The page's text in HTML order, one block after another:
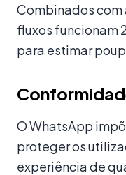
Combinados com
fluxos funcionam
para estimar
O WhatsApp
proteger os
experiência de